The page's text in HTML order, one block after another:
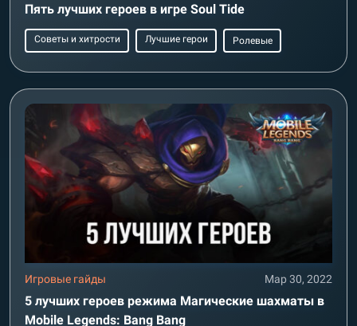
Пять лучших героев в игре Soul Tide
Советы и хитрости Лучшие герои Ролевые
Игровые гайды Мар 30, 2022
5 лучших героев режима Магические шахматы в
Mobile Legends: Bang Bang